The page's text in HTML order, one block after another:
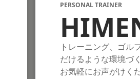
PERSONAL TRAINER
トレーニング、ゴル
だけるような環境づ
お気軽にお声がけく